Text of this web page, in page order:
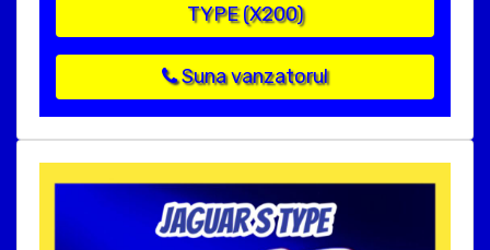
TYPE (X200)
Suna vanzatorul